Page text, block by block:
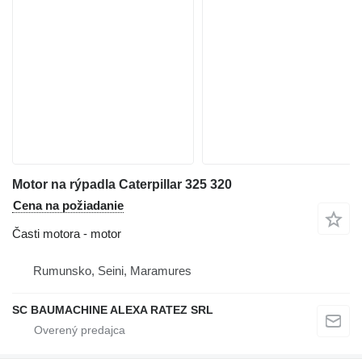
Motor na rýpadla Caterpillar 325 320
Cena na požiadanie
Časti motora - motor
Rumunsko, Seini, Maramures
SC BAUMACHINE ALEXA RATEZ SRL